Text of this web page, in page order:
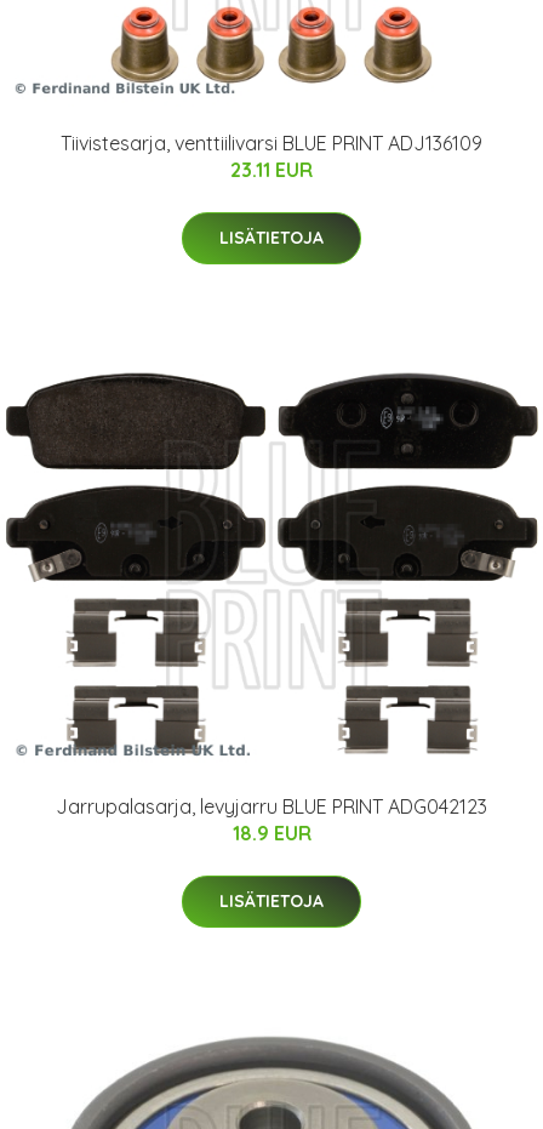
Tiivistesarja, venttiilivarsi BLUE PRINT ADJ136109
23.11 EUR
LISÄTIETOJA
Jarrupalasarja, levyjarru BLUE PRINT ADG042123
18.9 EUR
LISÄTIETOJA